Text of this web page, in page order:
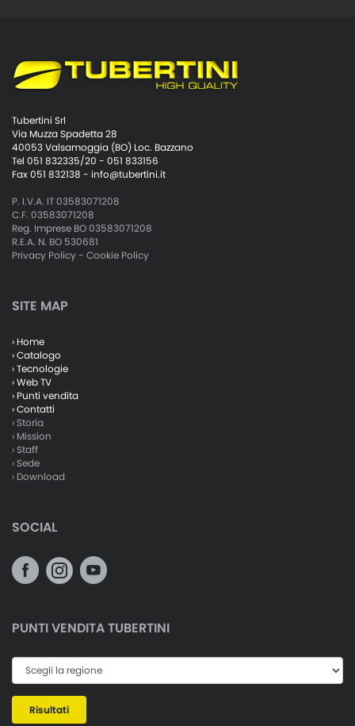
Tubertini Srl
Via Muzza Spadetta 28
40053 Valsamoggia (BO) Loc. Bazzano
Tel 051 832335/20 - 051 833156
Fax 051 832138 - info@tubertini.it
P. I.V.A. IT 03583071208
C.F. 03583071208
Reg. Imprese BO 03583071208
R.E.A. N. BO 530681
Privacy Policy- Cookie Policy
SITE MAP
› Home
› Catalogo
› Tecnologie
› Web TV
› Punti vendita
› Contatti
› Storia
› Mission
› Staff
› Sede
› Download
SOCIAL
PUNTI VENDITA TUBERTINI
Risultati